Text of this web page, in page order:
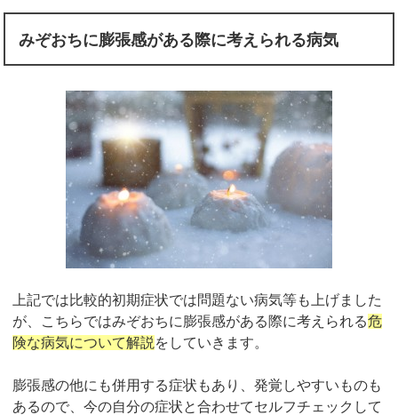
みぞおちに膨張感がある際に考えられる病気
上記では比較的初期症状では問題ない病気等も上げました
が、こちらではみぞおちに膨張感がある際に考えられる危
険な病気について解説 をしていきます。
膨張感の他にも併用する症状もあり、発覚しやすいものも
あるので、今の自分の症状と合わせてセルフチェックして